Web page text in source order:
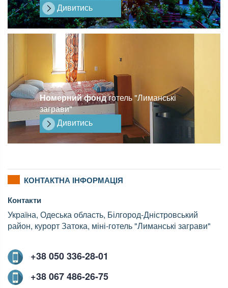
Дивитись
Номерний фондготель "Лиманські
заграви"
Дивитись
КОНТАКТНА ІНФОРМАЦІЯ
Контакти
Україна, Одеська область, Білгород-Дністровський
район, курорт Затока, міні-готель "Лиманські заграви"
+38 050 336-28-01
+38 067 486-26-75